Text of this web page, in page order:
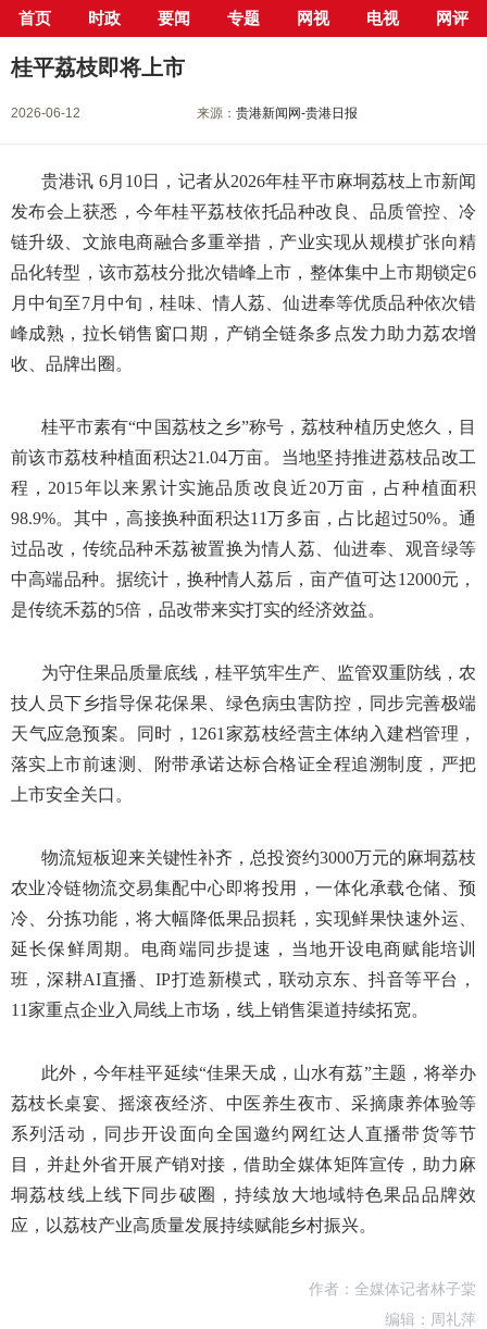
首页 时政 要闻 专题 网视 电视 网评
当前位置： 首页> 新闻中心> 要闻> 正文
桂平荔枝即将上市
2026-06-12 来源：贵港新闻网-贵港日报
贵港讯 6月10日，记者从2026年桂平市麻垌荔枝上市新闻
发布会上获悉，今年桂平荔枝依托品种改良、品质管控、冷
链升级、文旅电商融合多重举措，产业实现从规模扩张向精
品化转型，该市荔枝分批次错峰上市，整体集中上市期锁定6
月中旬至7月中旬，桂味、情人荔、仙进奉等优质品种依次错
峰成熟，拉长销售窗口期，产销全链条多点发力助力荔农增
收、品牌出圈。
桂平市素有“中国荔枝之乡”称号，荔枝种植历史悠久，目
前该市荔枝种植面积达21.04万亩。当地坚持推进荔枝品改工
程，2015年以来累计实施品质改良近20万亩，占种植面积
98.9%。其中，高接换种面积达11万多亩，占比超过50%。通
过品改，传统品种禾荔被置换为情人荔、仙进奉、观音绿等
中高端品种。据统计，换种情人荔后，亩产值可达12000元，
是传统禾荔的5倍，品改带来实打实的经济效益。
为守住果品质量底线，桂平筑牢生产、监管双重防线，农
技人员下乡指导保花保果、绿色病虫害防控，同步完善极端
天气应急预案。同时，1261家荔枝经营主体纳入建档管理，
落实上市前速测、附带承诺达标合格证全程追溯制度，严把
上市安全关口。
物流短板迎来关键性补齐，总投资约3000万元的麻垌荔枝
农业冷链物流交易集配中心即将投用，一体化承载仓储、预
冷、分拣功能，将大幅降低果品损耗，实现鲜果快速外运、
延长保鲜周期。电商端同步提速，当地开设电商赋能培训
班，深耕AI直播、IP打造新模式，联动京东、抖音等平台，
11家重点企业入局线上市场，线上销售渠道持续拓宽。
此外，今年桂平延续“佳果天成，山水有荔”主题，将举办
荔枝长桌宴、摇滚夜经济、中医养生夜市、采摘康养体验等
系列活动，同步开设面向全国邀约网红达人直播带货等节
目，并赴外省开展产销对接，借助全媒体矩阵宣传，助力麻
垌荔枝线上线下同步破圈，持续放大地域特色果品品牌效
应，以荔枝产业高质量发展持续赋能乡村振兴。
作者：全媒体记者林子棠
编辑：周礼萍